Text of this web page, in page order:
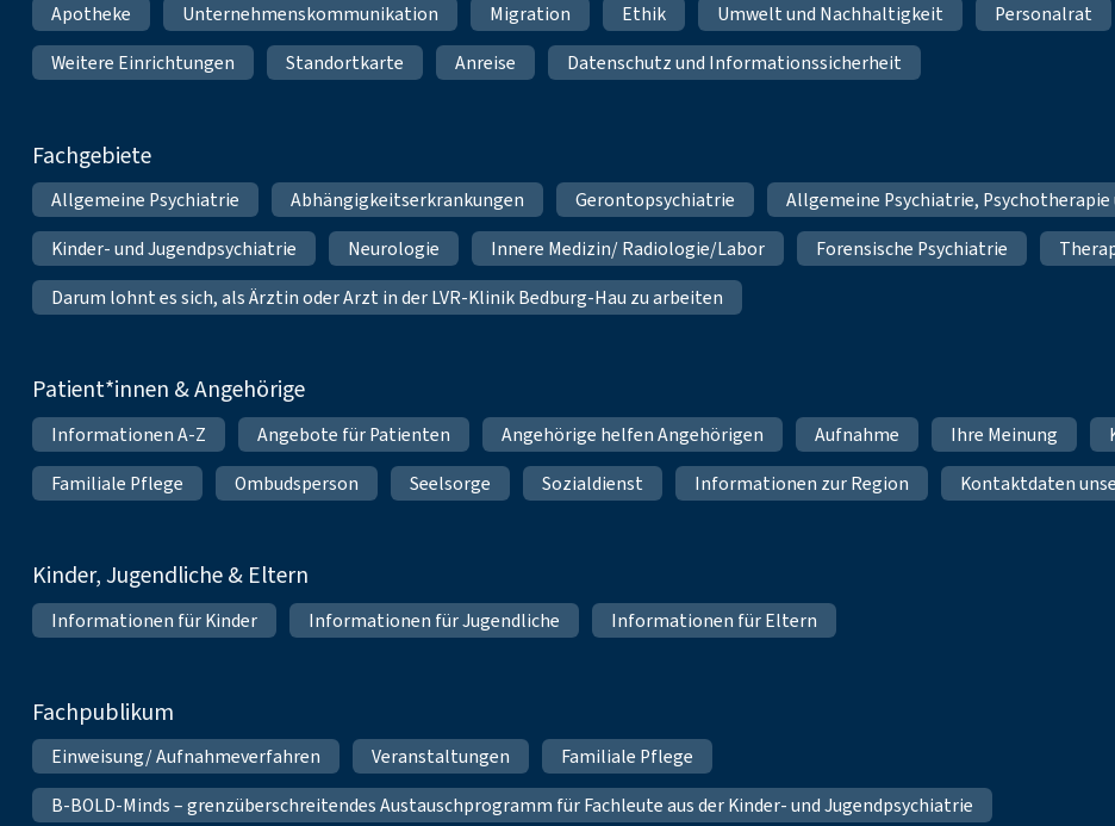
Apotheke
Unternehmenskommunikation Migration Ethik Umwelt und Nachhaltigkeit Personalrat
Weitere Einrichtungen
Standortkarte Anreise Datenschutz und Informationssicherheit
Fachgebiete
Allgemeine Psychiatrie Abhängigkeitserkrankungen Gerontopsychiatrie
Allgemeine Psychiatrie,
Kinder- und Jugendpsychiatrie
Neurologie Innere Medizin/ Radiologie/Labor Forensische Psychiatrie
Darum lohnt es sich, als Ärztin oder Arzt in der LVR-Klinik Bedburg-Hau zu arbeiten
Patient*innen & Angehörige
Informationen A-Z Angebote für Patienten Angehörige helfen Angehörigen Aufnahme Ihre Meinung
Familiale Pflege
Ombudsperson Seelsorge Sozialdienst Informationen zur Region Kontaktdaten
Kinder, Jugendliche & Eltern
Informationen für Kinder Informationen für Jugendliche Informationen für Eltern
Fachpublikum
Einweisung/ Aufnahmeverfahren Veranstaltungen
Familiale Pflege
B-BOLD-Minds – grenzüberschreitendes Austauschprogramm für Fachleute aus der Kinder- und Jugendpsychiatrie